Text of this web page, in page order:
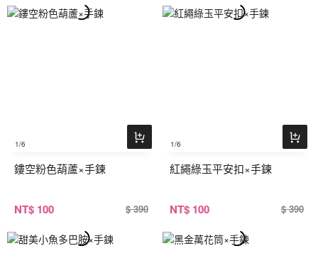
1/6
鏤空粉色葫蘆×手鍊
NT$ 100 $ 390
1/6
紅繩綠玉平安扣×手鍊
NT$ 100 $ 390